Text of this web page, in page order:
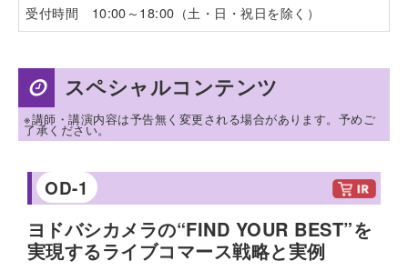
受付時間 10:00～18:00（土・日・祝日を除く）
スペシャルコンテンツ
※講師・講演内容は予告無く変更される場合があります。予めご
了承ください。
OD-1
ヨドバシカメラの“FIND YOUR BEST”を
実現するライブコマース戦略と実例